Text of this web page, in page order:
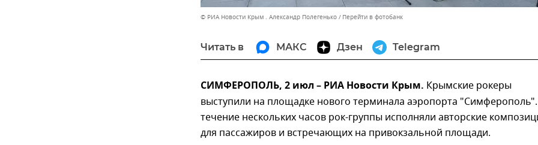
© РИА Новости Крым . Александр Полегенько Перейти в фотобанк
Читать в МАКС Дзен Telegram
СИМФЕРОПОЛЬ, 2 июл – РИА Новости Крым. Крымские рокеры
выступили на площадке нового терминала аэропорта
течение нескольких часов рок-группы исполняли авторские
для пассажиров и встречающих на привокзальной площади.